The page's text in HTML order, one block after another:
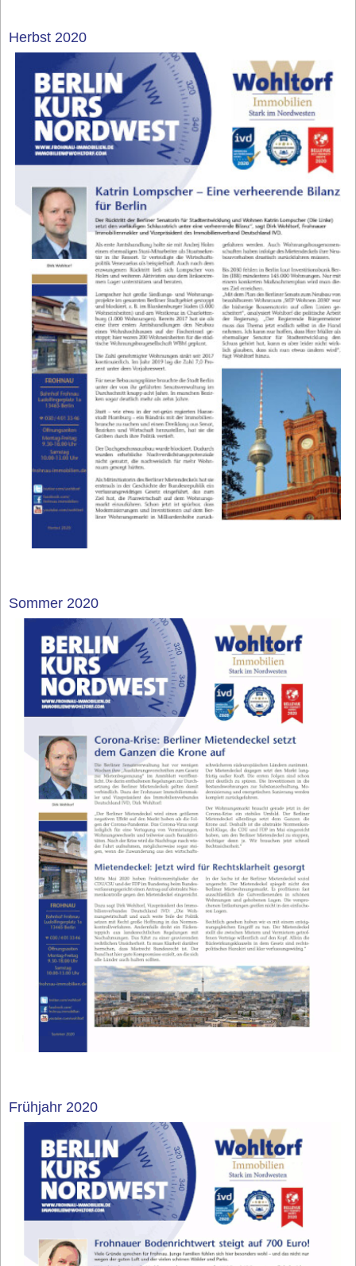
Herbst 2020
Sommer 2020
Frühjahr 2020